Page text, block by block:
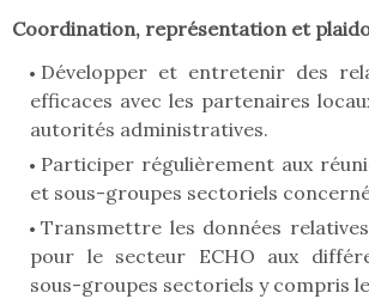
Coordination, représentation et
Développer et entretenir des
efficaces avec les partenaires
autorités administratives.
Participer régulièrement aux
et sous-groupes sectoriels
Transmettre les données
pour le secteur ECHO aux
sous-groupes sectoriels y compris